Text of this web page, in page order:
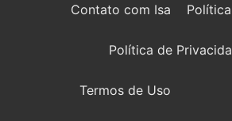
Contato com Isa
Política de
Termos de Uso